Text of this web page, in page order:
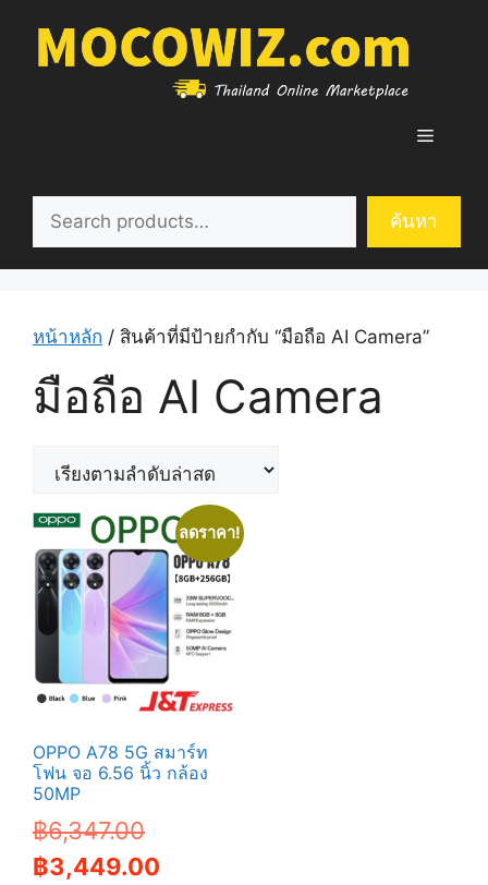
content
Menu
ค้นหา
หน้าหลัก / สินค้าที่มีป้ายกำกับ “มือถือ AI Camera”
มือถือ AI Camera
ลดราคา!
OPPO A78 5G สมาร์ท
โฟน จอ 6.56 นิ้ว กล้อง
50MP
฿6,347.00Original
price
฿3,449.00